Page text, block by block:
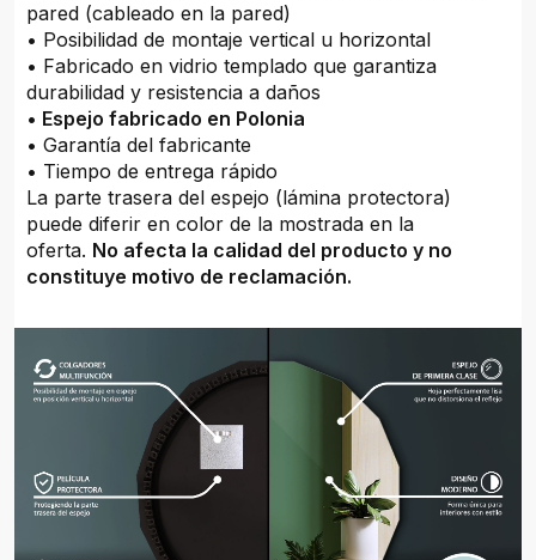
pared (cableado en la pared)
• Posibilidad de montaje vertical u horizontal
• Fabricado en vidrio templado que garantiza
durabilidad y resistencia a daños
• Espejo fabricado en Polonia
• Garantía del fabricante
• Tiempo de entrega rápido
La parte trasera del espejo (lámina protectora)
puede diferir en color de la mostrada en la
oferta. No afecta la calidad del producto y no
constituye motivo de reclamación.